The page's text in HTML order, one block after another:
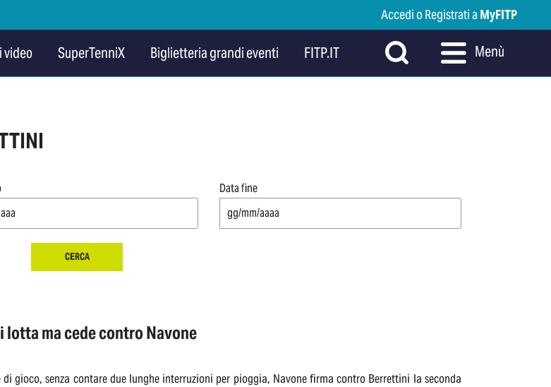
Accedi o Registrati a MyFITP
video SuperTenniX Biglietteria grandi eventi FITP.IT Menù
Data fine
CERCA
ma cede contro Navone
gioco, senza contare due lunghe interruzioni per pioggia, Navone firma contro Berrettini la seconda